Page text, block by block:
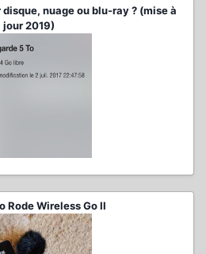
nuage ou blu-ray ? (mise à
jour 2019)
Rode Wireless Go II